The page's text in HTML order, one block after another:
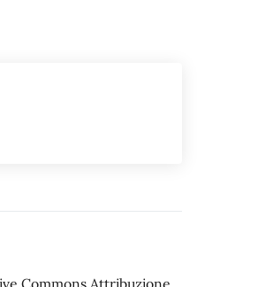
Commons Attribuzione